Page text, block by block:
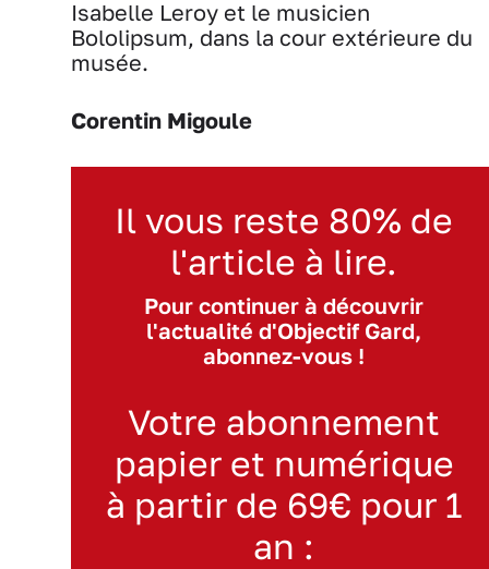
Isabelle Leroy et le musicien
Bololipsum, dans la cour extérieure du
musée.
Corentin Migoule
Il vous reste 80% de
l'article à lire.
Pour continuer à découvrir
l'actualité d'Objectif Gard,
abonnez-vous !
Votre abonnement
papier et numérique
à partir de 69€ pour 1
an :